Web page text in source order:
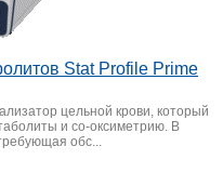
Stat Profile Prime
цельной крови, который
и со-оксиметрию. В
обс...